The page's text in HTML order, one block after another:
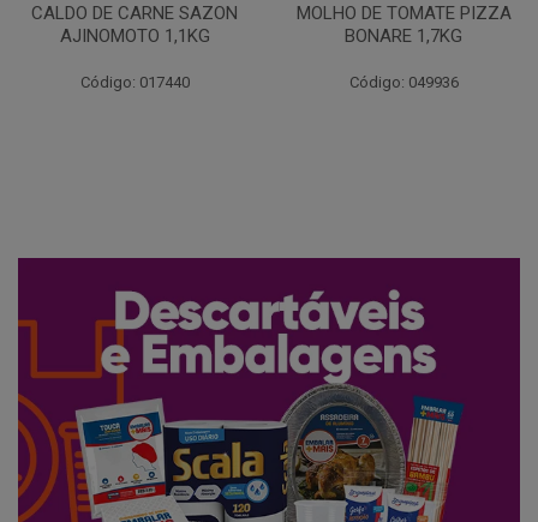
MOLHO DE TOMATE PIZZA
BONARE 1,7KG
Código: 049936
MARGARINA USO
PROFISSIONAL 80% CUKIN
Código: 062469